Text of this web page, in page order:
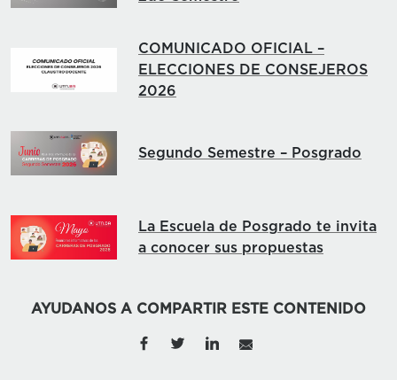
COMUNICADO OFICIAL –
ELECCIONES DE CONSEJEROS
2026
Segundo Semestre – Posgrado
La Escuela de Posgrado te invita
a conocer sus propuestas
AYUDANOS A COMPARTIR ESTE CONTENIDO